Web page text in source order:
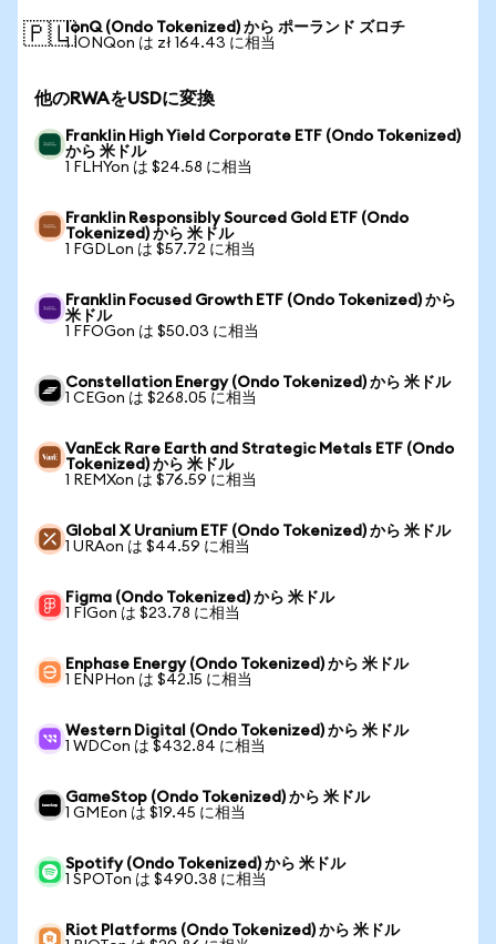
🇵🇱IonQ (Ondo Tokenized) から ポーランド ズロチ
1 IONQon は zł 164.43 に相当
他のRWAをUSDに変換
Franklin High Yield Corporate ETF (Ondo Tokenized)
から 米ドル
1 FLHYon は $24.58 に相当
Franklin Responsibly Sourced Gold ETF (Ondo
Tokenized) から 米ドル
1 FGDLon は $57.72 に相当
Franklin Focused Growth ETF (Ondo Tokenized) から
米ドル
1 FFOGon は $50.03 に相当
Constellation Energy (Ondo Tokenized) から 米ドル
1 CEGon は $268.05 に相当
VanEck Rare Earth and Strategic Metals ETF (Ondo
Tokenized) から 米ドル
1 REMXon は $76.59 に相当
Global X Uranium ETF (Ondo Tokenized) から 米ドル
1 URAon は $44.59 に相当
Figma (Ondo Tokenized) から 米ドル
1 FIGon は $23.78 に相当
Enphase Energy (Ondo Tokenized) から 米ドル
1 ENPHon は $42.15 に相当
Western Digital (Ondo Tokenized) から 米ドル
1 WDCon は $432.84 に相当
GameStop (Ondo Tokenized) から 米ドル
1 GMEon は $19.45 に相当
Spotify (Ondo Tokenized) から 米ドル
1 SPOTon は $490.38 に相当
Riot Platforms (Ondo Tokenized) から 米ドル